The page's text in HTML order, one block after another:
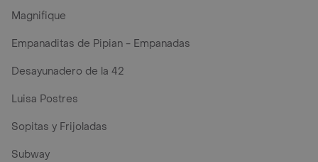
Magnifique
Empanaditas de Pipian - Empanadas
Desayunadero de la 42
Luisa Postres
Sopitas y Frijoladas
Subway